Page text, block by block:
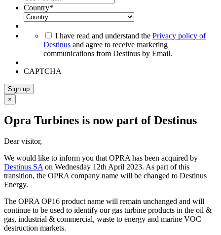
Country*
I have read and understand the Privacy policy of
Destinus and agree to receive marketing
communications from Destinus by Email.
CAPTCHA
Sign up
×
Opra Turbines is now part of Destinus
Dear visitor,
We would like to inform you that OPRA has been acquired by
Destinus SA on Wednesday 12th April 2023. As part of this
transition, the OPRA company name will be changed to Destinus
Energy.
The OPRA OP16 product name will remain unchanged and will
continue to be used to identify our gas turbine products in the oil &
gas, industrial & commercial, waste to energy and marine VOC
destruction markets.